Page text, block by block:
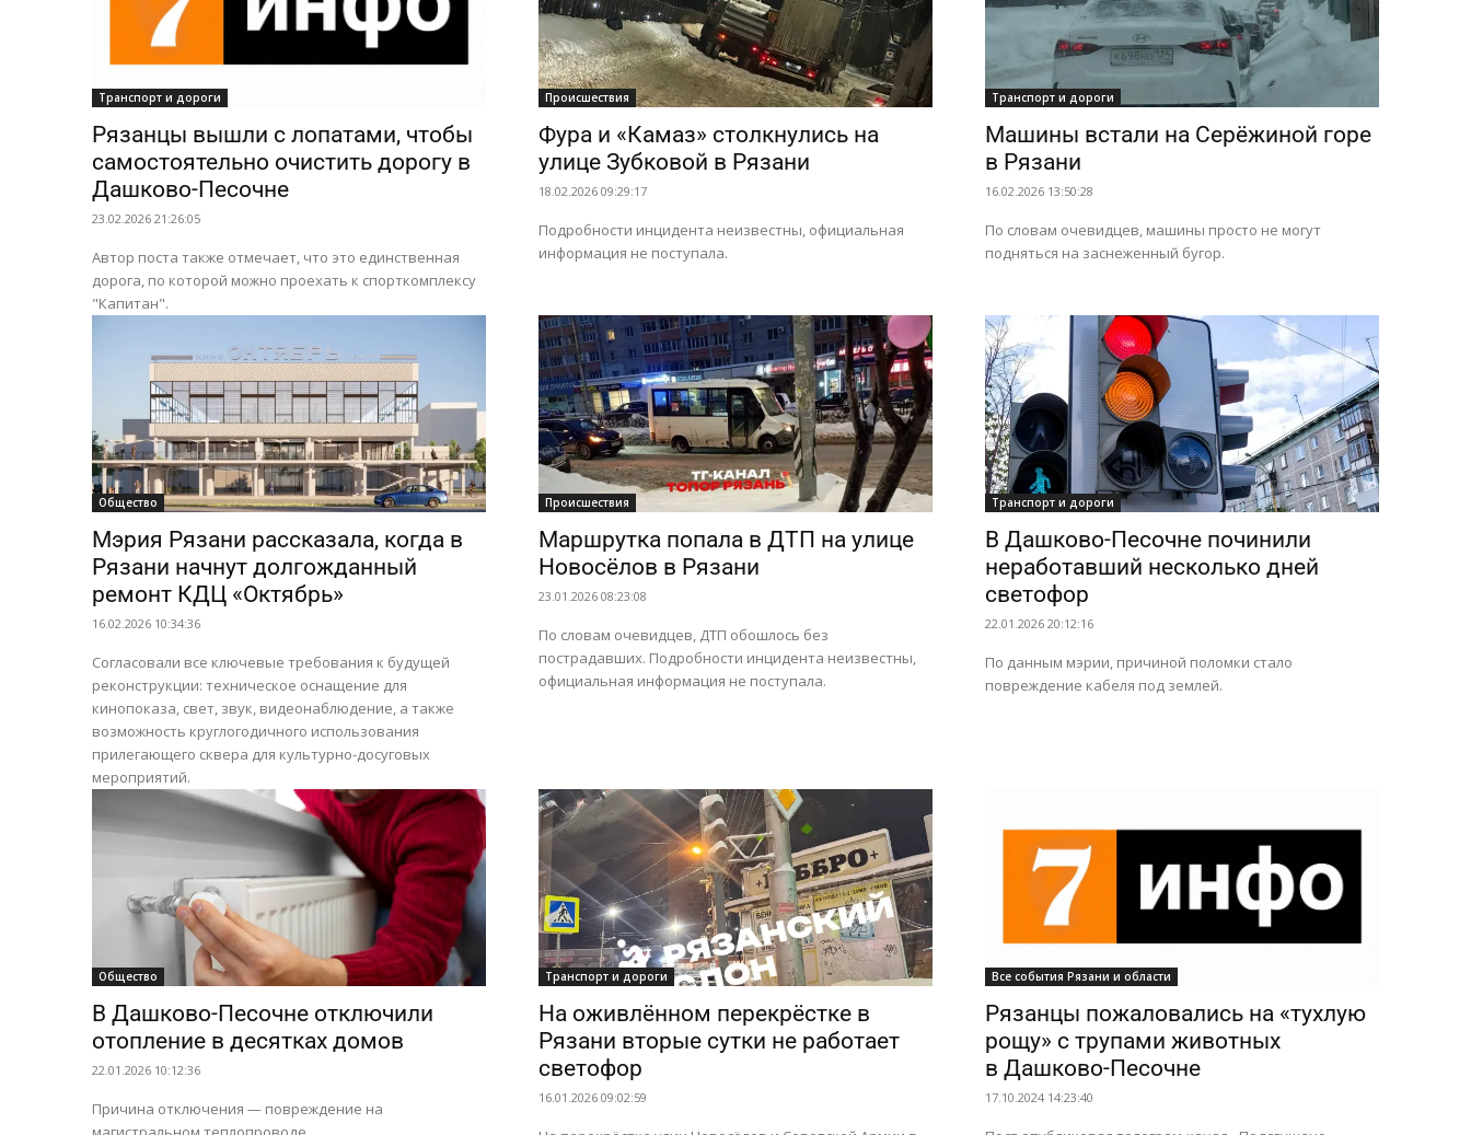
Транспорт и дороги
Рязанцы вышли с лопатами, чтобы
самостоятельно очистить дорогу в
Дашково-Песочне
23.02.2026 21:26:05
Автор поста также отмечает, что это единственная
дорога, по которой можно проехать к спорткомплексу
"Капитан".
Происшествия
Фура и «Камаз» столкнулись на
улице Зубковой в Рязани
18.02.2026 09:29:17
Подробности инцидента неизвестны, официальная
информация не поступала.
Транспорт и дороги
Машины встали на Серёжиной горе
в Рязани
16.02.2026 13:50:28
По словам очевидцев, машины просто не могут
подняться на заснеженный бугор.
Общество
Мэрия Рязани рассказала, когда в
Рязани начнут долгожданный
ремонт КДЦ «Октябрь»
16.02.2026 10:34:36
Согласовали все ключевые требования к будущей
реконструкции: техническое оснащение для
кинопоказа, свет, звук, видеонаблюдение, а также
возможность круглогодичного использования
прилегающего сквера для культурно-досуговых
мероприятий.
Происшествия
Маршрутка попала в ДТП на улице
Новосёлов в Рязани
23.01.2026 08:23:08
По словам очевидцев, ДТП обошлось без
пострадавших. Подробности инцидента неизвестны,
официальная информация не поступала.
Транспорт и дороги
В Дашково-Песочне починили
неработавший несколько дней
светофор
22.01.2026 20:12:16
По данным мэрии, причиной поломки стало
повреждение кабеля под землей.
Общество
В Дашково-Песочне отключили
отопление в десятках домов
22.01.2026 10:12:36
Причина отключения — повреждение на
Транспорт и дороги
На оживлённом перекрёстке в
Рязани вторые сутки не работает
светофор
16.01.2026 09:02:59
Все события Рязани и области
Рязанцы пожаловались на «тухлую
рощу» с трупами животных
в Дашково-Песочне
17.10.2024 14:23:40